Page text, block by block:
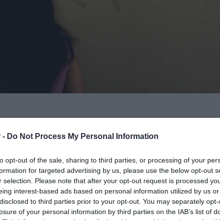
- Do Not Process My Personal Information
opt-out of the sale, sharing to third parties, or processing of your
for targeted advertising by us, please use the below opt-out
selection. Please note that after your opt-out request is processed
interest-based ads based on personal information utilized by us
to third parties prior to your opt-out. You may separately
of your personal information by third parties on the IAB’s list of
οι υποψήφιοι που συμμετείχαν στις
στη σχολή που είχαν θέσει ως
και θα μπει γρήγορα ένα τέλος
θετικά είτε αρνητικά.